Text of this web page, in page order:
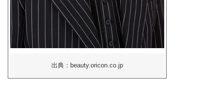
出典：beauty.oricon.co.jp